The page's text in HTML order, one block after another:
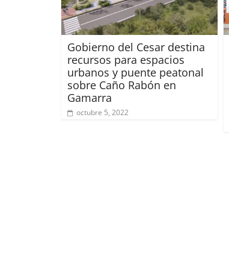
Gobierno del Cesar destina
recursos para espacios
urbanos y puente peatonal
sobre Caño Rabón en
Gamarra
octubre 5, 2022